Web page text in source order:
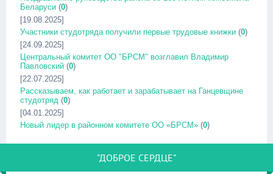
Беларуси (0)
[19.08.2025]
Участники студотряда получили первые трудовые книжки (0)
[24.09.2025]
Центральный комитет ОО "БРСМ" возглавил Владимир
Павловский (0)
[22.07.2025]
Рассказываем, как работает и зарабатывает на Ганцевщине
студотряд (0)
[04.01.2025]
Новый лидер в районном комитете ОО «БРСМ» (0)
"ДОБРОЕ СЕРДЦЕ"